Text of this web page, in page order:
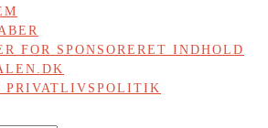
FOR SPONSORERET INDHOLD
PRIVATLIVSPOLITIK